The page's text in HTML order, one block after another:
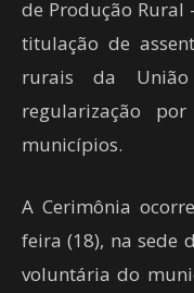
de Produção Rural
titulação de
rurais da
regularização
municípios.
A Cerimônia
feira (18), na sede
voluntária do